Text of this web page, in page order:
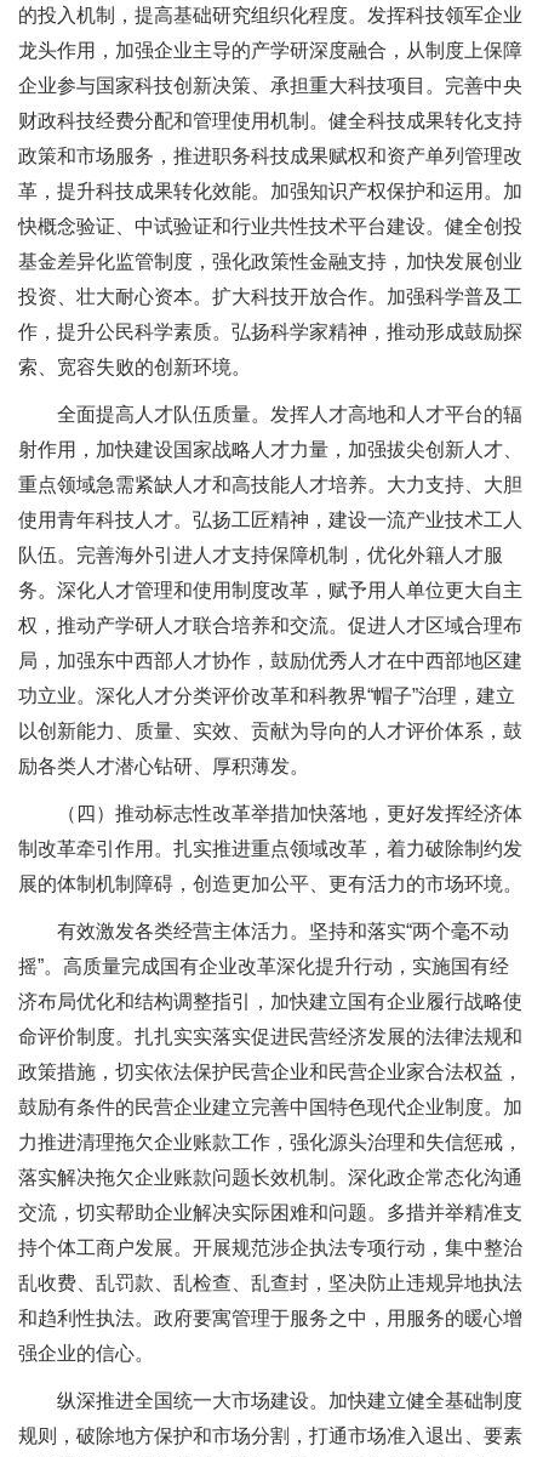
的投入机制，提高基础研究组织化程度。发挥科技领军企业
龙头作用，加强企业主导的产学研深度融合，从制度上保障
企业参与国家科技创新决策、承担重大科技项目。完善中央
财政科技经费分配和管理使用机制。健全科技成果转化支持
政策和市场服务，推进职务科技成果赋权和资产单列管理改
革，提升科技成果转化效能。加强知识产权保护和运用。加
快概念验证、中试验证和行业共性技术平台建设。健全创投
基金差异化监管制度，强化政策性金融支持，加快发展创业
投资、壮大耐心资本。扩大科技开放合作。加强科学普及工
作，提升公民科学素质。弘扬科学家精神，推动形成鼓励探
索、宽容失败的创新环境。
全面提高人才队伍质量。发挥人才高地和人才平台的辐
射作用，加快建设国家战略人才力量，加强拔尖创新人才、
重点领域急需紧缺人才和高技能人才培养。大力支持、大胆
使用青年科技人才。弘扬工匠精神，建设一流产业技术工人
队伍。完善海外引进人才支持保障机制，优化外籍人才服
务。深化人才管理和使用制度改革，赋予用人单位更大自主
权，推动产学研人才联合培养和交流。促进人才区域合理布
局，加强东中西部人才协作，鼓励优秀人才在中西部地区建
功立业。深化人才分类评价改革和科教界“帽子”治理，建立
以创新能力、质量、实效、贡献为导向的人才评价体系，鼓
励各类人才潜心钻研、厚积薄发。
（四）推动标志性改革举措加快落地，更好发挥经济体
制改革牵引作用。扎实推进重点领域改革，着力破除制约发
展的体制机制障碍，创造更加公平、更有活力的市场环境。
有效激发各类经营主体活力。坚持和落实“两个毫不动
摇”。高质量完成国有企业改革深化提升行动，实施国有经
济布局优化和结构调整指引，加快建立国有企业履行战略使
命评价制度。扎扎实实落实促进民营经济发展的法律法规和
政策措施，切实依法保护民营企业和民营企业家合法权益，
鼓励有条件的民营企业建立完善中国特色现代企业制度。加
力推进清理拖欠企业账款工作，强化源头治理和失信惩戒，
落实解决拖欠企业账款问题长效机制。深化政企常态化沟通
交流，切实帮助企业解决实际困难和问题。多措并举精准支
持个体工商户发展。开展规范涉企执法专项行动，集中整治
乱收费、乱罚款、乱检查、乱查封，坚决防止违规异地执法
和趋利性执法。政府要寓管理于服务之中，用服务的暖心增
强企业的信心。
纵深推进全国统一大市场建设。加快建立健全基础制度
规则，破除地方保护和市场分割，打通市场准入退出、要素